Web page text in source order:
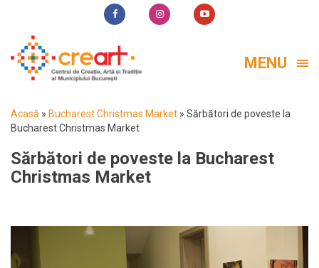
MENU
Acasă » Bucharest Christmas Market » Sărbători de poveste la
Bucharest Christmas Market
Sărbători de poveste la Bucharest
Christmas Market